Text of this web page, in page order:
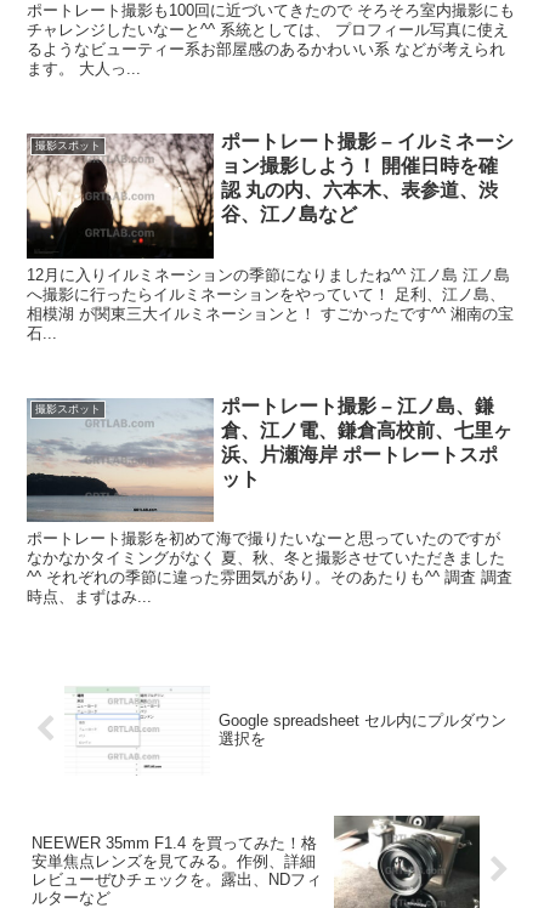
ポートレート撮影も100回に近づいてきたので そろそろ室内撮影にも
チャレンジしたいなーと^^ 系統としては、 プロフィール写真に使え
るようなビューティー系お部屋感のあるかわいい系 などが考えられ
ます。 大人っ...
撮影スポット
ポートレート撮影 – イルミネーシ
ョン撮影しよう！ 開催日時を確
認 丸の内、六本木、表参道、渋
谷、江ノ島など
12月に入りイルミネーションの季節になりましたね^^ 江ノ島 江ノ島
へ撮影に行ったらイルミネーションをやっていて！ 足利、江ノ島、
相模湖 が関東三大イルミネーションと！ すごかったです^^ 湘南の宝
石...
撮影スポット
ポートレート撮影 – 江ノ島、鎌
倉、江ノ電、鎌倉高校前、七里ヶ
浜、片瀬海岸 ポートレートスポ
ット
ポートレート撮影を初めて海で撮りたいなーと思っていたのですが
なかなかタイミングがなく 夏、秋、冬と撮影させていただきました
^^ それぞれの季節に違った雰囲気があり。そのあたりも^^ 調査 調査
時点、まずはみ...
Google spreadsheet セル内にプルダウン
選択を
NEEWER 35mm F1.4 を買ってみた！格
安単焦点レンズを見てみる。作例、詳細
レビューぜひチェックを。露出、NDフィ
ルターなど